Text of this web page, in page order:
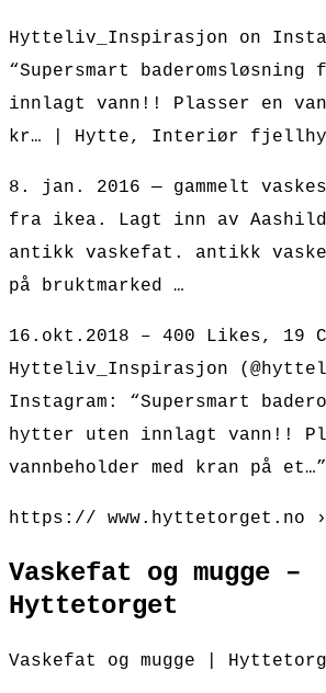
Hytteliv_Inspirasjon on
“Supersmart
innlagt vann!! Plasser en
kr… | Hytte, Interiør
8. jan. 2016 — gammelt
fra ikea. Lagt inn av
antikk vaskefat. antikk
på bruktmarked …
16.okt.2018 – 400 Likes, 19
Hytteliv_Inspirasjon
Instagram: “Supersmart
hytter uten innlagt vann!!
vannbeholder med kran på et…”
https:// www.hyttetorget.no
Vaskefat og mugge –
Hyttetorget
Vaskefat og mugge |